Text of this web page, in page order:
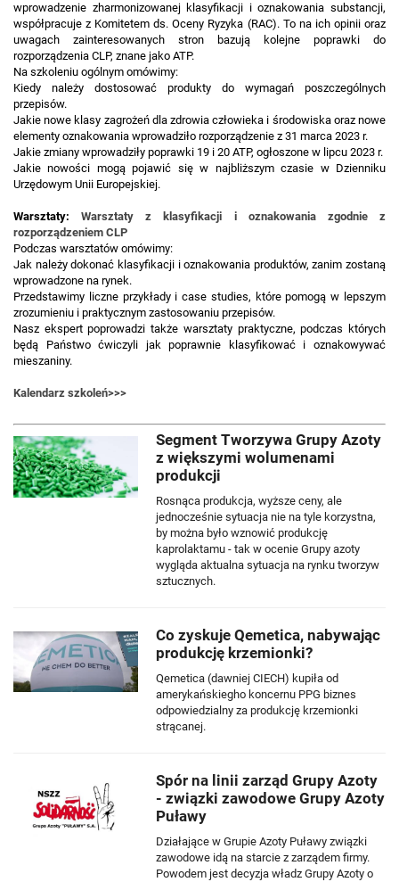
wprowadzenie zharmonizowanej klasyfikacji i oznakowania substancji,
współpracuje z Komitetem ds. Oceny Ryzyka (RAC). To na ich opinii oraz
uwagach zainteresowanych stron bazują kolejne poprawki do
rozporządzenia CLP, znane jako ATP.
Na szkoleniu ogólnym omówimy:
Kiedy należy dostosować produkty do wymagań poszczególnych
przepisów.
Jakie nowe klasy zagrożeń dla zdrowia człowieka i środowiska oraz nowe
elementy oznakowania wprowadziło rozporządzenie z 31 marca 2023 r.
Jakie zmiany wprowadziły poprawki 19 i 20 ATP, ogłoszone w lipcu 2023 r.
Jakie nowości mogą pojawić się w najbliższym czasie w Dzienniku
Urzędowym Unii Europejskiej.
Warsztaty:Warsztaty z klasyfikacji i oznakowania zgodnie z
rozporządzeniem CLP
Podczas warsztatów omówimy:
Jak należy dokonać klasyfikacji i oznakowania produktów, zanim zostaną
wprowadzone na rynek.
Przedstawimy liczne przykłady i case studies, które pomogą w lepszym
zrozumieniu i praktycznym zastosowaniu przepisów.
Nasz ekspert poprowadzi także warsztaty praktyczne, podczas których
będą Państwo ćwiczyli jak poprawnie klasyfikować i oznakowywać
mieszaniny.
Kalendarz szkoleń>>>
Segment Tworzywa Grupy Azoty
z większymi wolumenami
produkcji
Rosnąca produkcja, wyższe ceny, ale
jednocześnie sytuacja nie na tyle korzystna,
by można było wznowić produkcję
kaprolaktamu - tak w ocenie Grupy azoty
wygląda aktualna sytuacja na rynku tworzyw
sztucznych.
Co zyskuje Qemetica, nabywając
produkcję krzemionki?
Qemetica (dawniej CIECH) kupiła od
amerykańskiegho koncernu PPG biznes
odpowiedzialny za produkcję krzemionki
strącanej.
Spór na linii zarząd Grupy Azoty
- związki zawodowe Grupy Azoty
Puławy
Działające w Grupie Azoty Puławy związki
zawodowe idą na starcie z zarządem firmy.
Powodem jest decyzja władz Grupy Azoty o